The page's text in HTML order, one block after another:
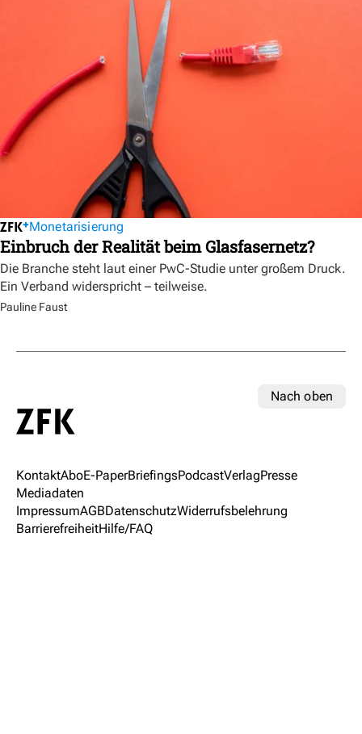
Monetarisierung
Einbruch der Realität beim Glasfasernetz?
Die Branche steht laut einer PwC-Studie unter großem Druck.
Ein Verband widerspricht – teilweise.
Pauline Faust
Nach oben
KontaktAboE-PaperBriefingsPodcastVerlagPresse
Mediadaten
ImpressumAGBDatenschutzWiderrufsbelehrung
BarrierefreiheitHilfe/FAQ